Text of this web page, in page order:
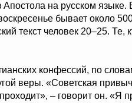
на русском языке.
бывает около
текст человек 20–25. Те,
конфессий, по
веры. «Советская
– говорит он. «Я